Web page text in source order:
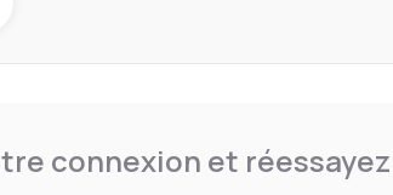
day
connexion et réessayez